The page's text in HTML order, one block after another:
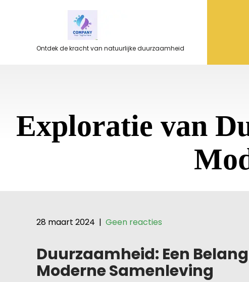
Ontdek de kracht van natuurlijke duurzaamheid
Exploratie van
28 maart 2024 | Geen reacties
Duurzaamheid: Een
Moderne Samenleving